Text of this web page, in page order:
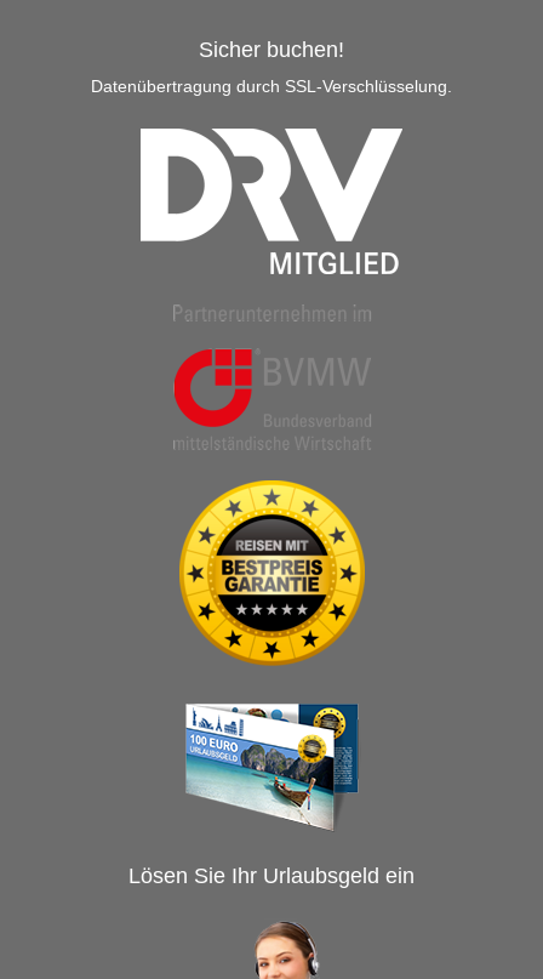
Sicher buchen!
Datenübertragung durch SSL-Verschlüsselung.
Lösen Sie Ihr Urlaubsgeld ein